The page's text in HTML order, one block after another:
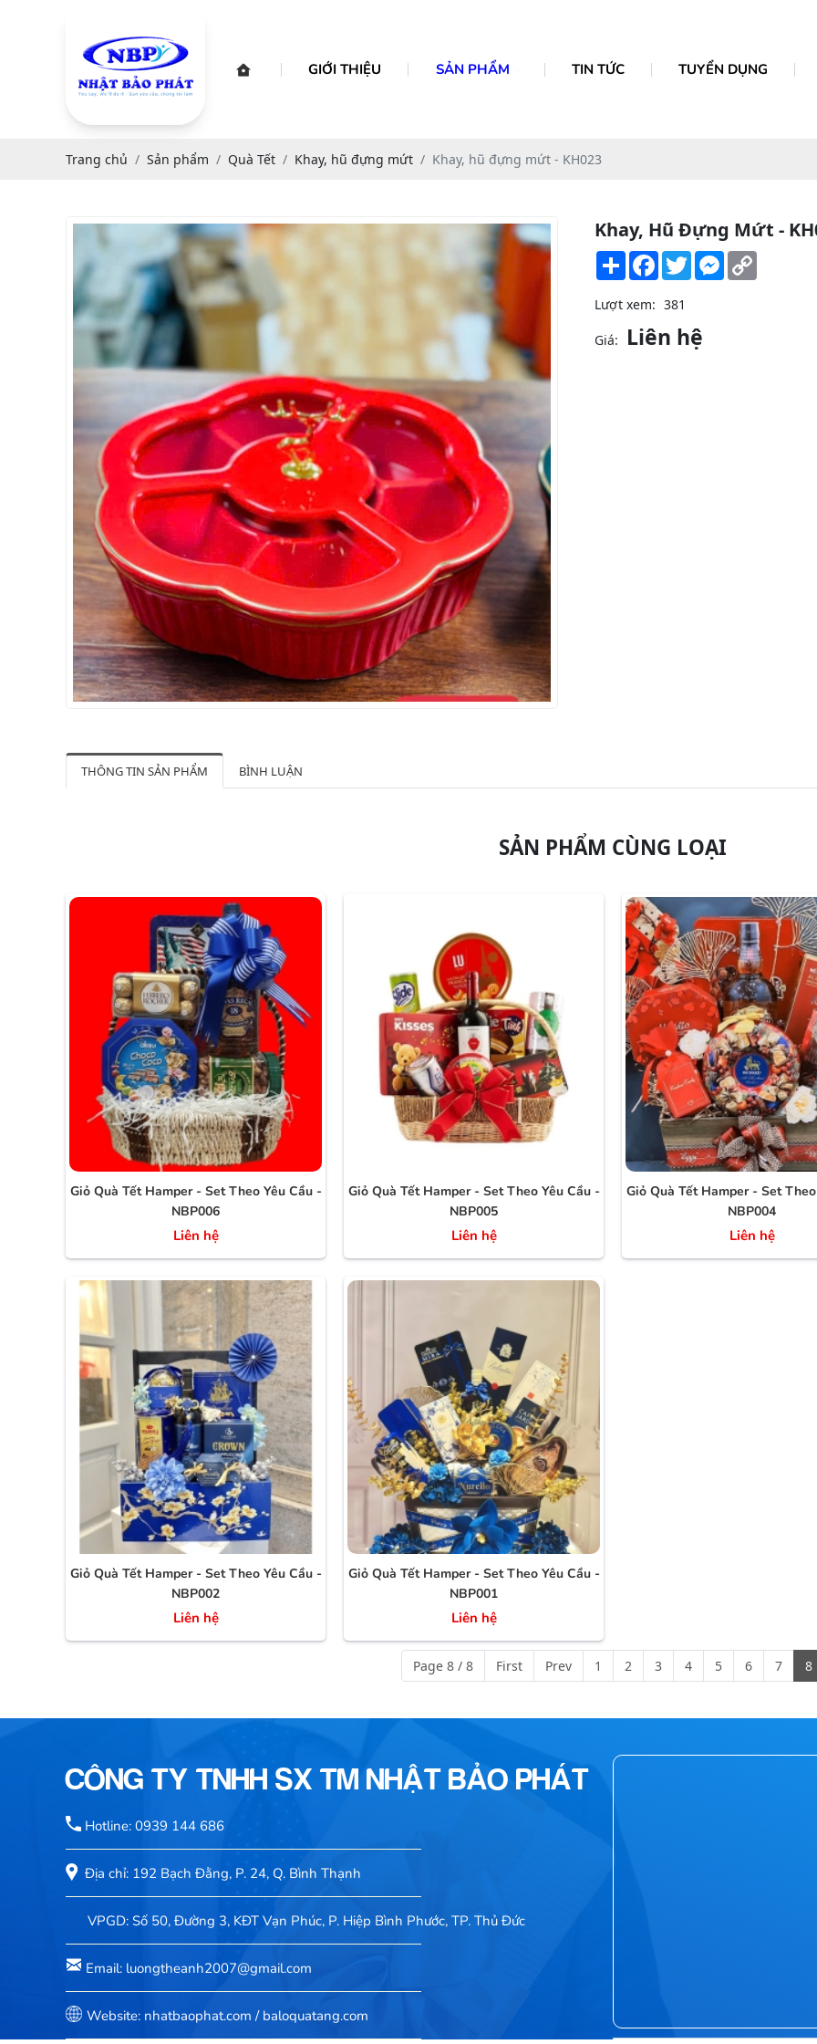
GIỚI THIỆU SẢN PHẨM TIN TỨC TUYỂN DỤNG
Trang chủ Sản phẩm Quà Tết Khay, hũ đựng mứt Khay, hũ đựng mứt - KH023
Khay, Hũ Đựng Mứt -
Share Facebook
TwitterMessenger
Lượt xem: 381
Giá: Liên hệ
THÔNG TIN SẢN PHẨM BÌNH LUẬN
SẢN PHẨM CÙNG LOẠI
Giỏ Quà Tết Hamper - Set Theo Yêu Cầu -
NBP006
Liên hệ
Giỏ Quà Tết Hamper - Set Theo Yêu Cầu -
NBP005
Liên hệ
Giỏ Quà Tết Hamper - Set
NBP004
Liên hệ
Giỏ Quà Tết Hamper - Set Theo Yêu Cầu -
NBP002
Liên hệ
Giỏ Quà Tết Hamper - Set Theo Yêu Cầu -
NBP001
Liên hệ
Page 8 / 8 First Prev 1 2 3 4 5 6 7 8
CÔNG TY TNHH SX TM NHẬT BẢO PHÁT
Hotline: 0939 144 686
Địa chỉ: 192 Bạch Đằng, P. 24, Q. Bình Thạnh
VPGD: Số 50, Đường 3, KĐT Vạn Phúc, P. Hiệp Bình Phước, TP. Thủ Đức
Email: luongtheanh2007@gmail.com
Website: nhatbaophat.com / baloquatang.com